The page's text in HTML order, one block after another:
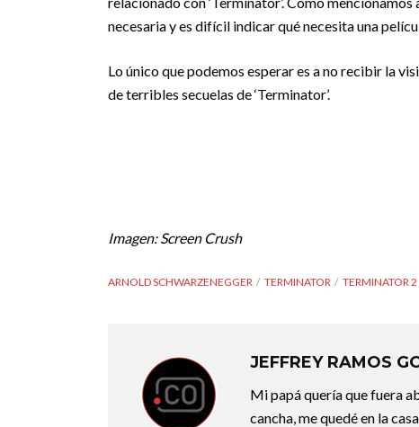
necesaria y es difícil indicar qué necesita una
Lo único que podemos esperar es a no recibir la
de terribles secuelas de ‘Terminator’.
Imagen: Screen Crush
ARNOLD SCHWARZENEGGER TERMINATOR TERMINATOR 2
JEFFREY RAMOS
Mi papá quería que fuera
cancha, me quedé en la